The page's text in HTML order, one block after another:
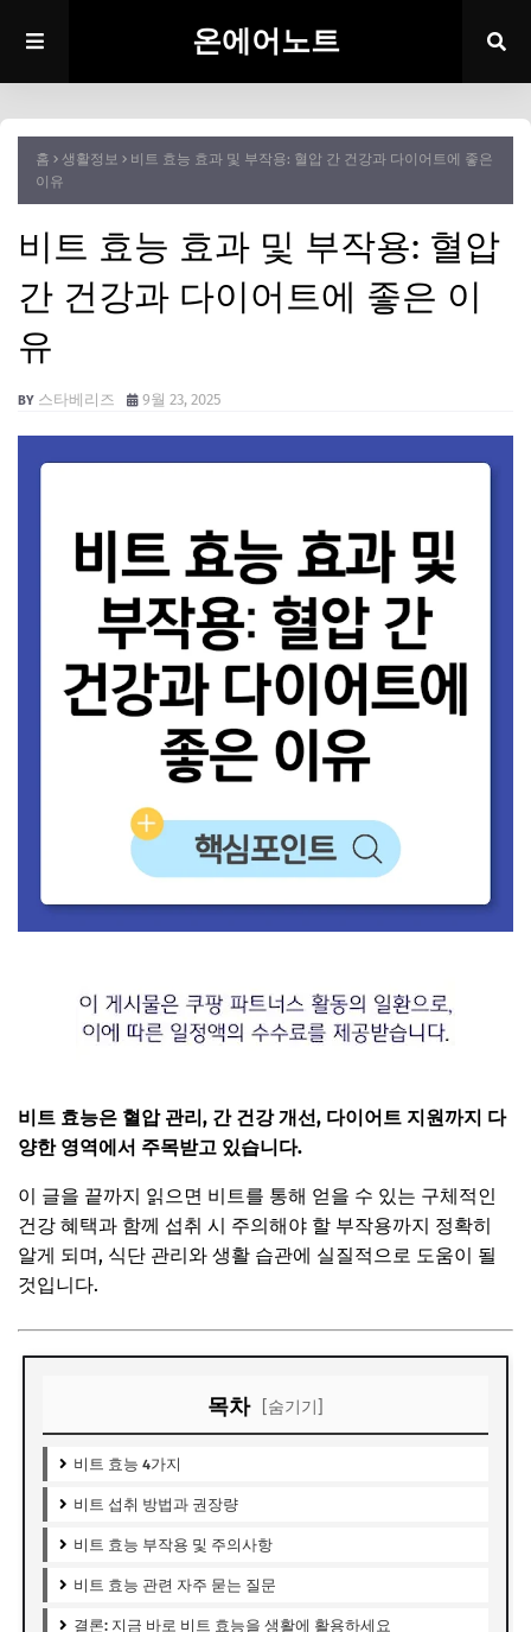
온에어노트
홈 생활정보
비트 효능 효과 및 부작용: 혈압 간 건강과 다이어트에 좋은
이유
비트 효능 효과 및 부작용: 혈압
간 건강과 다이어트에 좋은 이
유
스타베리즈 9월 23, 2025
비트 효능은 혈압 관리, 간 건강 개선, 다이어트 지원까지 다
양한 영역에서 주목받고 있습니다.
이 글을 끝까지 읽으면 비트를 통해 얻을 수 있는 구체적인
건강 혜택과 함께 섭취 시 주의해야 할 부작용까지 정확히
알게 되며, 식단 관리와 생활 습관에 실질적으로 도움이 될
것입니다.
목차 [숨기기]
비트 효능 4가지
비트 섭취 방법과 권장량
비트 효능 부작용 및 주의사항
비트 효능 관련 자주 묻는 질문
결론: 지금 바로 비트 효능을 생활에 활용하세요